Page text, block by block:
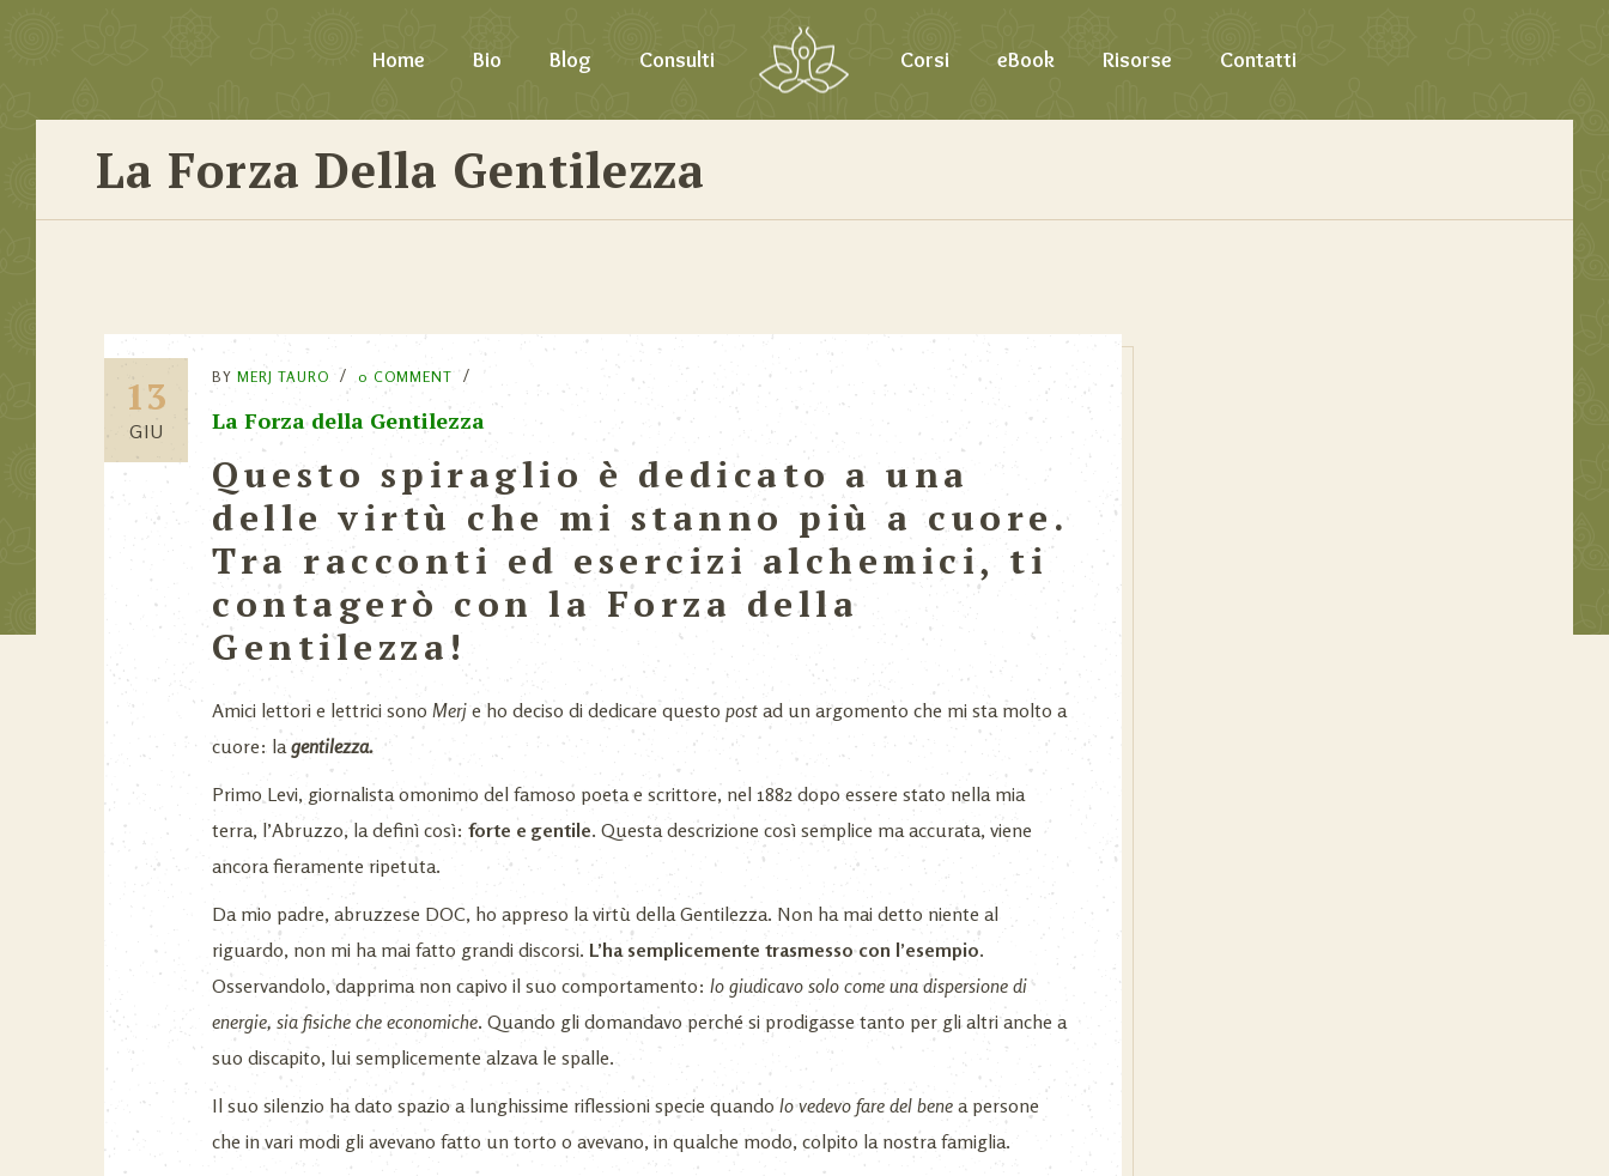
Home Bio Blog Consulti Corsi eBook Risorse Contatti
La Forza Della Gentilezza
13
GIU
BY MERJ TAURO 0 COMMENT
La Forza della Gentilezza
Questo spiraglio è dedicato a una
delle virtù che mi stanno più a cuore.
Tra racconti ed esercizi alchemici, ti
contagerò con la Forza della
Gentilezza!
Amici lettori e lettrici sono Merj e ho deciso di dedicare questo post ad un argomento che mi sta molto a
cuore: lagentilezza.
Primo Levi, giornalista omonimo del famoso poeta e scrittore, nel 1882 dopo essere stato nella mia
terra, l’Abruzzo, la definì così: forte e gentile. Questa descrizione così semplice ma accurata, viene
ancora fieramente ripetuta.
Da mio padre, abruzzese DOC, ho appreso la virtù della Gentilezza. Non ha mai detto niente al
riguardo, non mi ha mai fatto grandi discorsi. L’ha semplicemente trasmesso con l’esempio.
Osservandolo, dapprima non capivo il suo comportamento: lo giudicavo solo come una dispersione di
energie, sia fisiche che economiche. Quando gli domandavo perché si prodigasse tanto per gli altri anche a
suo discapito, lui semplicemente alzava le spalle.
Il suo silenzio ha dato spazio a lunghissime riflessioni specie quandolo vedevo fare del bene a persone
che in vari modi gli avevano fatto un torto o avevano, in qualche modo, colpito la nostra famiglia.